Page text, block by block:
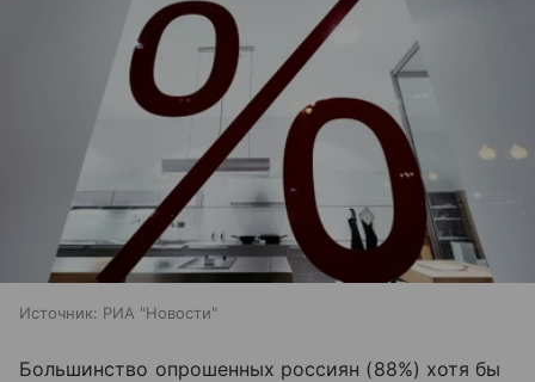
Источник: РИА "Новости"
Большинство опрошенных россиян (88%) хотя бы